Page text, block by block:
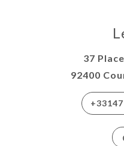
37
92400